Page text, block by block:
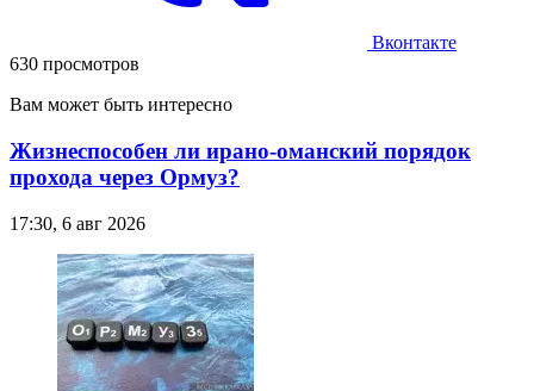
Вконтакте
630 просмотров
Вам может быть интересно
Жизнеспособен ли ирано-оманский порядок
прохода через Ормуз?
17:30, 6 авг 2026